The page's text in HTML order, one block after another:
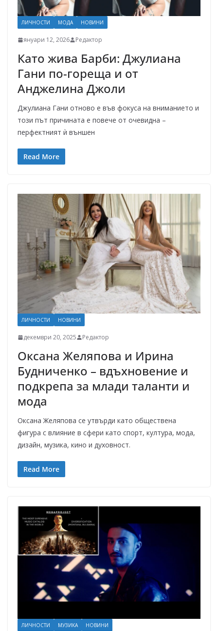
ЛИЧНОСТИ МОДА НОВИНИ
януари 12, 2026 Редактор
Като жива Барби: Джулиана
Гани по-гореща и от
Анджелина Джоли
Джулиана Гани отново е във фокуса на вниманието и
този път причината е повече от очевидна –
перфектният ѝ външен
Read More
ЛИЧНОСТИ НОВИНИ
декември 20, 2025 Редактор
Оксана Желяпова и Ирина
Будниченко – вдъхновение и
подкрепа за млади таланти и
мода
Оксана Желяпова се утвърди като обществена
фигура с влияние в сфери като спорт, култура, мода,
дизайн, музика, кино и духовност.
Read More
ЛИЧНОСТИ МУЗИКА НОВИНИ